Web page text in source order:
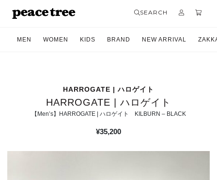
SEARCH
MEN WOMEN KIDS BRAND NEW ARRIVAL
HARROGATE | ハロゲイト
HARROGATE | ハロゲイト
【Men’s】HARROGATE | ハロゲイト KILBURN – BLACK
¥35,200